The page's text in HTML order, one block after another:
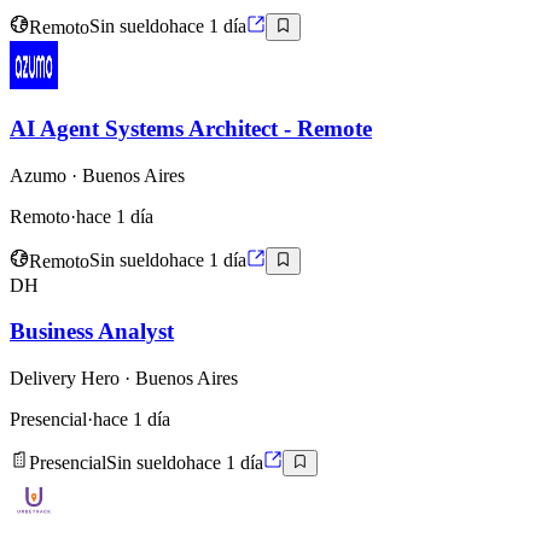
RemotoSin sueldohace 1 día
AI Agent Systems Architect - Remote
Azumo · Buenos Aires
Remoto·hace 1 día
RemotoSin sueldohace 1 día
DH
Business Analyst
Delivery Hero · Buenos Aires
Presencial·hace 1 día
PresencialSin sueldohace 1 día